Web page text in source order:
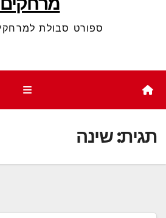
ספורט סבולת
תגית:שינה